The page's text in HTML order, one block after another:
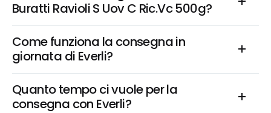
Buratti Ravioli S Uov C Ric.Vc 500g?
Come funziona la consegna in
giornata di Everli?
Quanto tempo ci vuole per la
consegna con Everli?